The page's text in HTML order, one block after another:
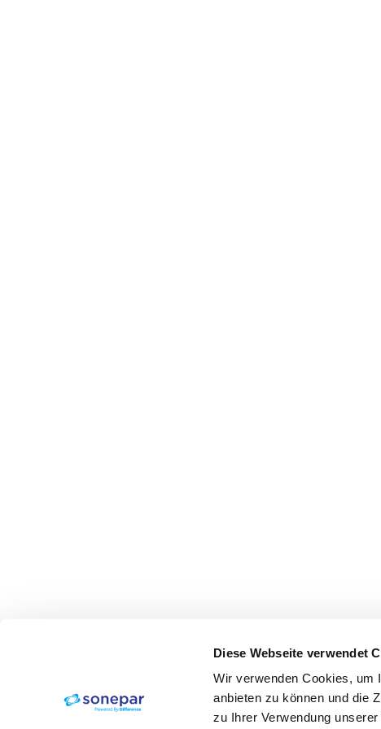
Diese Webseite verwendet
Wir verwenden Cookies, um
anbieten zu können und die
zu Ihrer Verwendung